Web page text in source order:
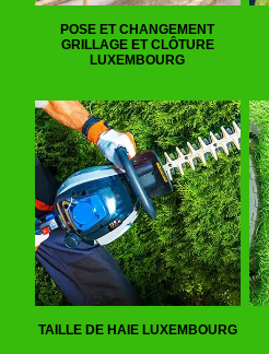
POSE ET CHANGEMENT
GRILLAGE ET CLÔTURE
LUXEMBOURG
TAILLE DE HAIE LUXEMBOURG